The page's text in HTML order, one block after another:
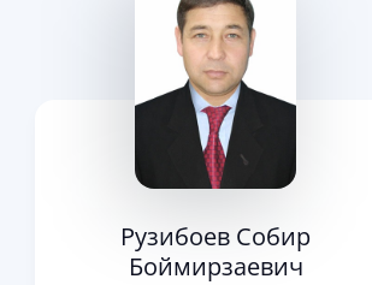
Рузибоев Собир
Боймирзаевич